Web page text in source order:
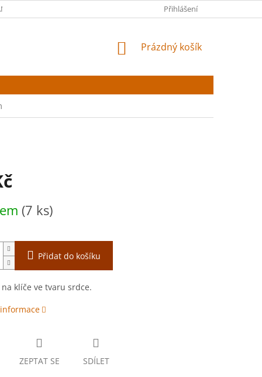
OSOBNÍCH ÚDAJŮ Přihlášení
NÁKUPNÍ
Prázdný košík
(7 ks)
Přidat do košíku
na klíče ve tvaru srdce.
ZEPTAT SE SDÍLET